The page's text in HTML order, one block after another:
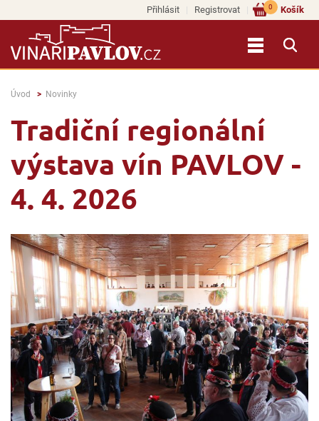
Přihlásit Registrovat Košík
0
Úvod Novinky
Tradiční regionální
výstava vín PAVLOV -
4. 4. 2026